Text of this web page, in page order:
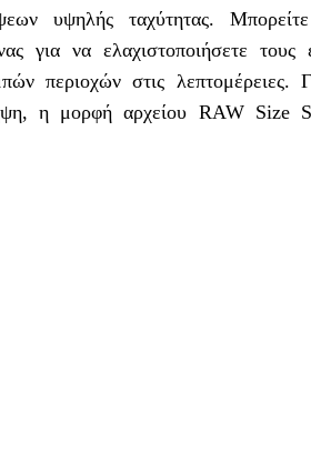
υψηλής ταχύτητας.
για να ελαχιστοποιήσετε τους
περιοχών στις λεπτομέρειες.
η μορφή αρχείου RAW Size